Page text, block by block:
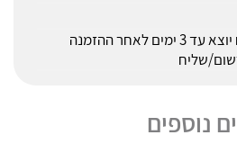
המשלוח יוצא עד 3 ימים לאחר ההזמנה
שליח
נוספים